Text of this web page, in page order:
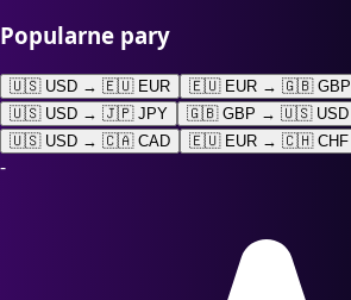
Popularne pary
🇺🇸 USD → 🇪🇺 EUR
🇪🇺 EUR → 🇬🇧 GBP
🇺🇸 USD → 🇯🇵 JPY
🇬🇧 GBP → 🇺🇸 USD
🇺🇸 USD → 🇨🇦 CAD
🇪🇺 EUR → 🇨🇭 CHF
-